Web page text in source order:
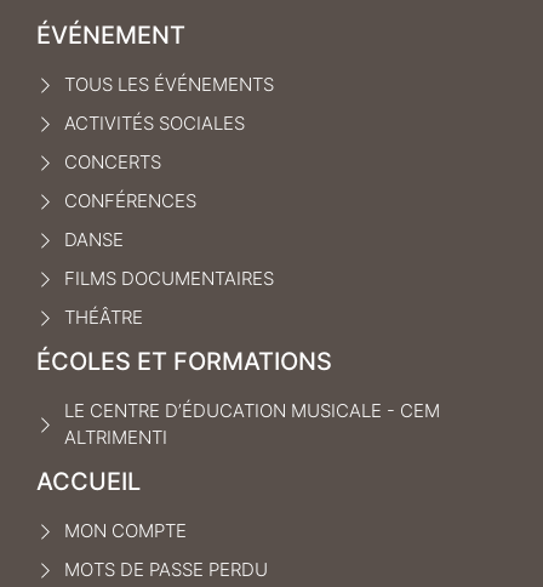
ÉVÉNEMENT
TOUS LES ÉVÉNEMENTS
ACTIVITÉS SOCIALES
CONCERTS
CONFÉRENCES
DANSE
FILMS DOCUMENTAIRES
THÉÂTRE
ÉCOLES ET FORMATIONS
LE CENTRE D’ÉDUCATION MUSICALE - CEM
ALTRIMENTI
ACCUEIL
MON COMPTE
MOTS DE PASSE PERDU